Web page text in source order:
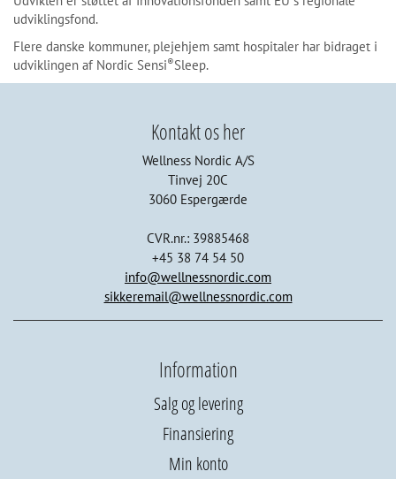
udviklingsfond.
Flere danske kommuner, plejehjem samt hospitaler har bidraget i
udviklingen af Nordic Sensi®Sleep.
Kontakt os her
Wellness Nordic A/S
Tinvej 20C
3060 Espergærde
CVR.nr.: 39885468
+45 38 74 54 50
info@wellnessnordic.com
sikkeremail@wellnessnordic.com
Information
Salg og levering
Finansiering
Min konto